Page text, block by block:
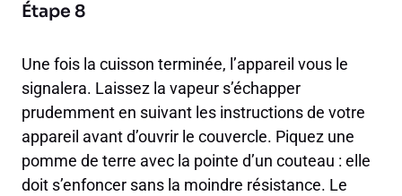
Étape 8
Une fois la cuisson terminée, l’appareil vous le
signalera. Laissez la vapeur s’échapper
prudemment en suivant les instructions de votre
appareil avant d’ouvrir le couvercle. Piquez une
pomme de terre avec la pointe d’un couteau : elle
doit s’enfoncer sans la moindre résistance. Le